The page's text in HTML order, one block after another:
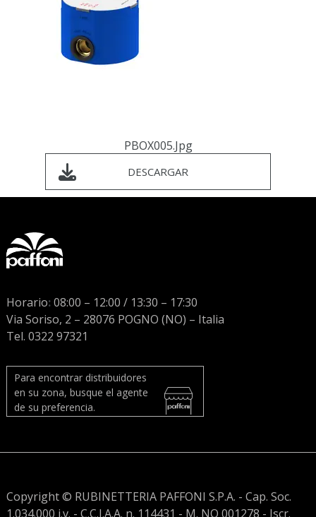
PBOX005.jpg
DESCARGAR
Horario:08:00 – 12:00 / 13:30 – 17:30
Via Soriso, 2 – 28076 POGNO (NO) – Italia
Tel. 0322 97321
Para encontrar distribuidores
en su zona, busque el agente
de su preferencia.
Copyright © RUBINETTERIA PAFFONI S.P.A. - Cap. Soc.
1.034.000 i.v. - C.C.I.A.A. n. 114431 - M. NO 001278 - Iscr.